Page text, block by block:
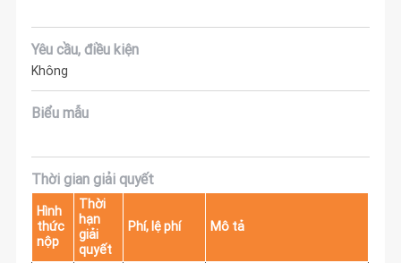
Yêu cầu, điều kiện
Không
Biểu mẫu
Thời gian giải quyết
Hình
thức
nộp
Thời
hạn
giải
quyết
Phí, lệ phí Mô tả